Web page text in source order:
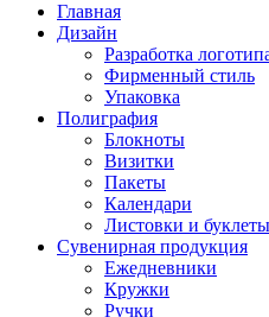
Главная
Дизайн
Разработка
Фирменный стиль
Упаковка
Полиграфия
Блокноты
Визитки
Пакеты
Календари
Листовки и буклеты
Сувенирная продукция
Ежедневники
Кружки
Ручки